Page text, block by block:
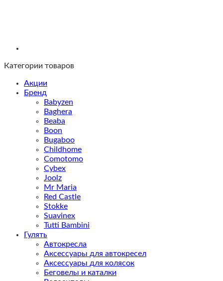
Категории товаров
Акции
Бренд
Babyzen
Baghera
Beaba
Boon
Bugaboo
Childhome
Comotomo
Cybex
Joolz
Mr Maria
Red Castle
Stokke
Suavinex
Tutti Bambini
Гулять
Автокресла
Аксессуары для автокресел
Аксессуары для колясок
Беговелы и каталки